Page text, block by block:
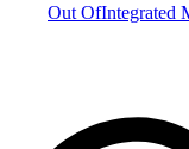
Out Of